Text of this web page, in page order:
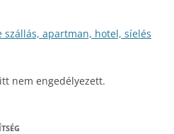
szállás, apartman, hotel, síelés
nem engedélyezett.